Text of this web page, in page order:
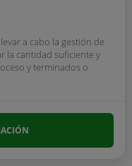
a cabo la gestión de
la cantidad suficiente y
y terminados o